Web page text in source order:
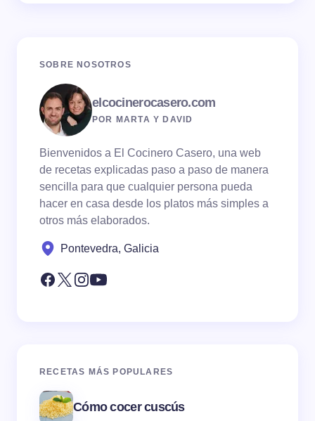
SOBRE NOSOTROS
elcocinerocasero.com
POR MARTA Y DAVID
Bienvenidos a El Cocinero Casero, una web
de recetas explicadas paso a paso de manera
sencilla para que cualquier persona pueda
hacer en casa desde los platos más simples a
otros más elaborados.
Pontevedra, Galicia
RECETAS MÁS POPULARES
Cómo cocer cuscús